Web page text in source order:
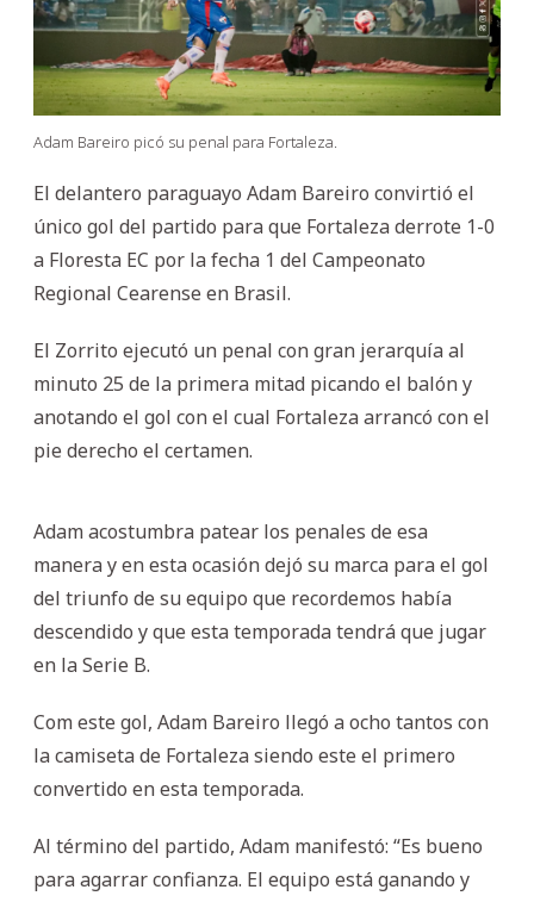
Adam Bareiro picó su penal para Fortaleza.
El delantero paraguayo Adam Bareiro convirtió el
único gol del partido para que Fortaleza derrote 1-0
a Floresta EC por la fecha 1 del Campeonato
Regional Cearense en Brasil.
El Zorrito ejecutó un penal con gran jerarquía al
minuto 25 de la primera mitad picando el balón y
anotando el gol con el cual Fortaleza arrancó con el
pie derecho el certamen.
Adam acostumbra patear los penales de esa
manera y en esta ocasión dejó su marca para el gol
del triunfo de su equipo que recordemos había
descendido y que esta temporada tendrá que jugar
en la Serie B.
Com este gol, Adam Bareiro llegó a ocho tantos con
la camiseta de Fortaleza siendo este el primero
convertido en esta temporada.
Al término del partido, Adam manifestó: “Es bueno
para agarrar confianza. El equipo está ganando y